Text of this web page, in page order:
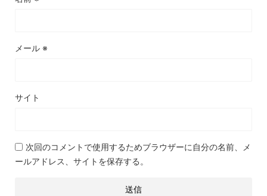
メール ※
サイト
次回のコメントで使用するためブラウザーに自分の名前、メ
ールアドレス、サイトを保存する。